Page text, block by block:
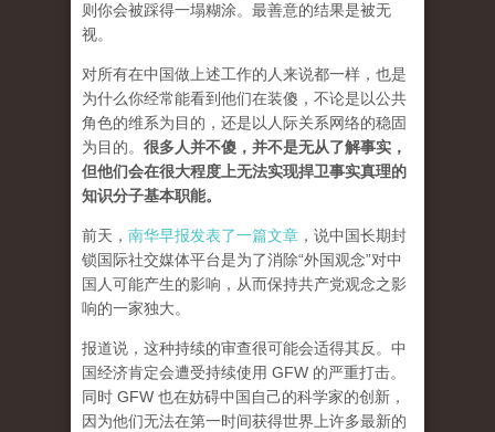
则你会被踩得一塌糊涂。最善意的结果是被无
视。
对所有在中国做上述工作的人来说都一样，也是
为什么你经常能看到他们在装傻，不论是以公共
角色的维系为目的，还是以人际关系网络的稳固
为目的。 很多人并不傻，并不是无从了解事实，
但他们会在很大程度上无法实现捍卫事实真理的
知识分子基本职能。
前天， 南华早报发表了一篇文章 ，说中国长期封
锁国际社交媒体平台是为了消除“外国观念”对中
国人可能产生的影响，从而保持共产党观念之影
响的一家独大。
报道说，这种持续的审查很可能会适得其反。中
国经济肯定会遭受持续使用 GFW 的严重打击。
同时 GFW 也在妨碍中国自己的科学家的创新，
因为他们无法在第一时间获得世界上许多最新的